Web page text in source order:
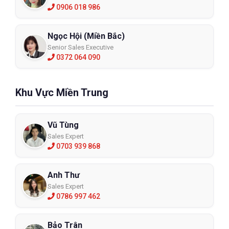
MŨ BẢO HỘ CÓ KÍNH COV VINAH-E002
VINAH-E002
XEM CHI TIẾT
0906 018 986
Ngọc Hội (Miền Bắc)
Senior Sales Executive
0372 064 090
Khu Vực Miền Trung
Vũ Tùng
Sales Expert
0703 939 868
Anh Thư
Sales Expert
0786 997 462
Bảo Trân